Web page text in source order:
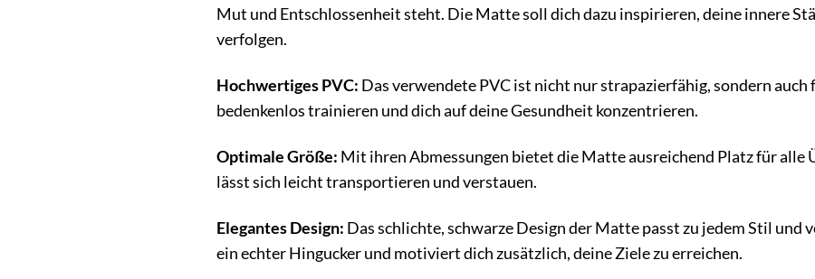
Mut und Entschlossenheit steht. Die Matte soll dich dazu inspirieren, deine innere
verfolgen.
Hochwertiges PVC: Das verwendete PVC ist nicht nur strapazierfähig, sondern
bedenkenlos trainieren und dich auf deine Gesundheit konzentrieren.
Optimale Größe: Mit ihren Abmessungen bietet die Matte ausreichend Platz für alle
lässt sich leicht transportieren und verstauen.
Elegantes Design: Das schlichte, schwarze Design der Matte passt zu jedem Stil
ein echter Hingucker und motiviert dich zusätzlich, deine Ziele zu erreichen.